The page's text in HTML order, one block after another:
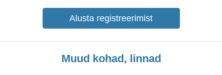
Alusta registreerimist
Muud kohad, linnad